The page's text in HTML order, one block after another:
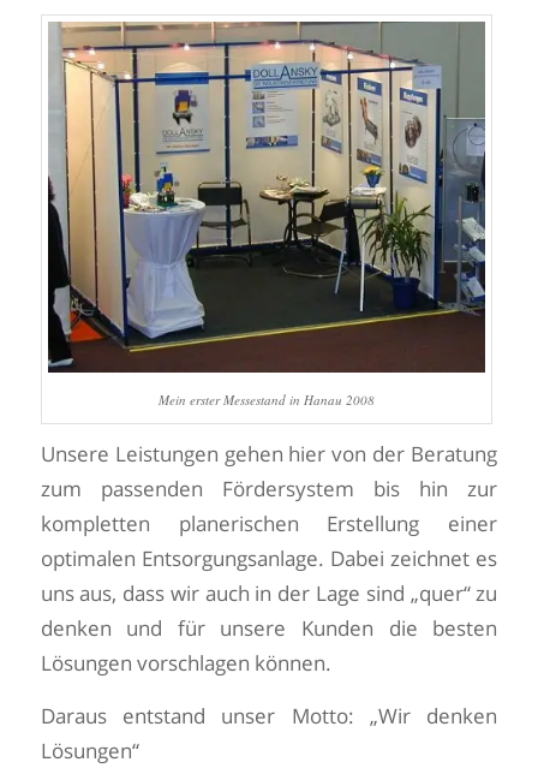
Mein erster Messestand in Hanau 2008
Unsere Leistungen gehen hier von der Beratung
zum passenden Fördersystem bis hin zur
kompletten planerischen Erstellung einer
optimalen Entsorgungsanlage. Dabei zeichnet es
uns aus, dass wir auch in der Lage sind „quer“ zu
denken und für unsere Kunden die besten
Lösungen vorschlagen können.
Daraus entstand unser Motto: „Wir denken
Lösungen“